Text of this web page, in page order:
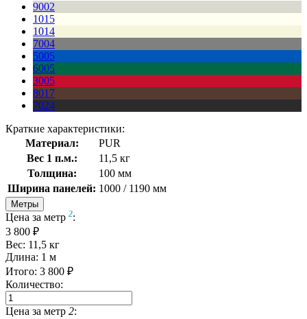
9002
1015
1014
7004
5005
6005
3005
8017
7024
Краткие характеристики:
Материал:
PUR
Вес 1 п.м.:
11,5 кг
Толщина:
100 мм
Ширина панелей: 1000 / 1190 мм
Метры
Цена за метр 2:
3 800 ₽
Вес: 11,5 кг
Длина: 1 м
Итого: 3 800 ₽
Количество:
Цена за метр 2: